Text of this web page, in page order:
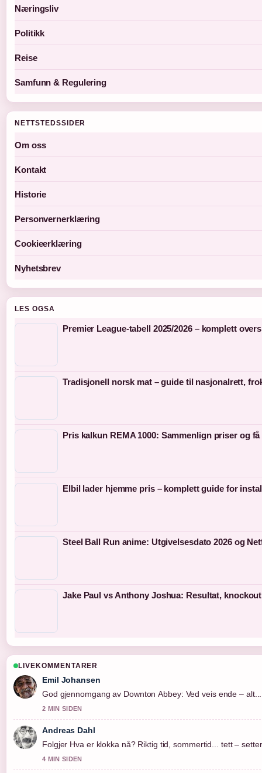
Næringsliv
Politikk
Reise
Samfunn & Regulering
NETTSTEDSSIDER
Om oss
Kontakt
Historie
Personvernerklæring
Cookieerklæring
Nyhetsbrev
LES OGSA
Premier League-tabell 2025/2026 – komplett
Tradisjonell norsk mat – guide til nasjonalrett,
Pris kalkun REMA 1000: Sammenlign priser og
Elbil lader hjemme pris – komplett guide for
Steel Ball Run anime: Utgivelsesdato 2026 og
Jake Paul vs Anthony Joshua: Resultat,
LIVEKOMMENTARER
Emil Johansen
God gjennomgang av Downton Abbey: Ved veis ende –
2 MIN SIDEN
Andreas Dahl
Folgjer Hva er klokka nå? Riktig tid, sommertid... tett –
4 MIN SIDEN